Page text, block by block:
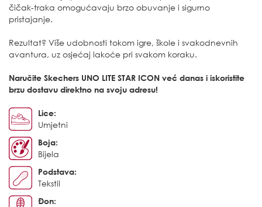
čičak-traka omogućavaju brzo obuvanje i sigurno
pristajanje.
Rezultat? Više udobnosti tokom igre, škole i svakodnevnih
avantura, uz osjećaj lakoće pri svakom koraku.
Naručite Skechers UNO LITE STAR ICON već danas i iskoristite
brzu dostavu direktno na svoju adresu!
Lice:
Umjetni
Boja:
Bijela
Podstava:
Tekstil
Đon: